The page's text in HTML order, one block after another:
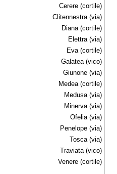
Cerere (cortile)
Clitennestra (via)
Diana (cortile)
Elettra (via)
Eva (cortile)
Galatea (vico)
Giunone (via)
Medea (cortile)
Medusa (via)
Minerva (via)
Ofelia (via)
Penelope (via)
Tosca (via)
Traviata (vico)
Venere (cortile)